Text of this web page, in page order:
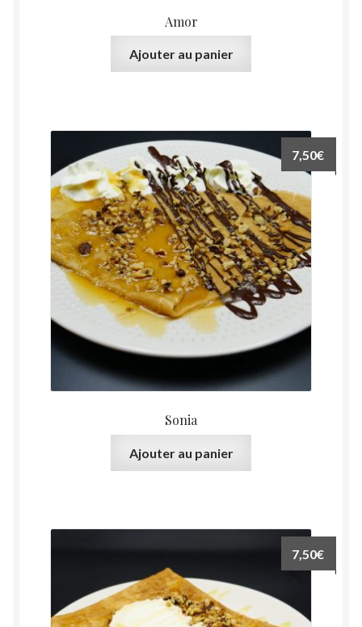
Amor
Ajouter au panier
Sonia
7,50€
Ajouter au panier
7,50€